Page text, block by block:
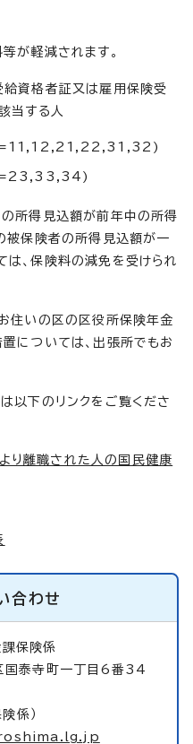
が軽減されます。
資格者証又は雇用保険受
当する人
=11,12,21,22,31,32)
=23,33,34)
所得見込額が前年中の所得
被保険者の所得見込額が一
、保険料の減免を受けられ
住いの区の区役所保険年金
については、出張所でもお
以下のリンクをご覧くださ
り離職された人の国民健康
合わせ
保険係
泰寺町一丁目6番34
係）